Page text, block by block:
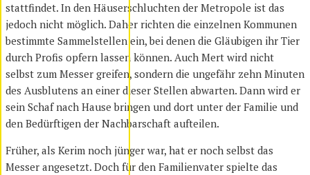
stattfindet. In den Häuserschluchten der Metropole ist das
jedoch nicht möglich. Daher richten die einzelnen Kommunen
bestimmte Sammelstellen ein, bei denen die Gläubigen ihr Tier
durch Profis opfern lassen können. Auch Mert wird nicht
selbst zum Messer greifen, sondern die ungefähr zehn Minuten
des Ausblutens an einer dieser Stellen abwarten. Dann wird er
sein Schaf nach Hause bringen und dort unter der Familie und
den Bedürftigen der Nachbarschaft aufteilen.
Früher, als Kerim noch jünger war, hat er noch selbst das
Messer angesetzt. Doch für den Familienvater spielte das